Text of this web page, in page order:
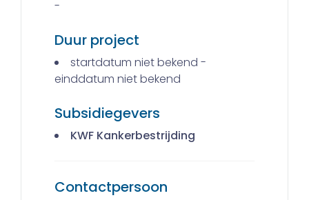
-
Duur project
startdatum niet bekend -
einddatum niet bekend
Subsidiegevers
KWF Kankerbestrijding
Contactpersoon